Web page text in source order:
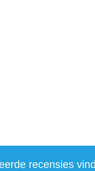
recensies